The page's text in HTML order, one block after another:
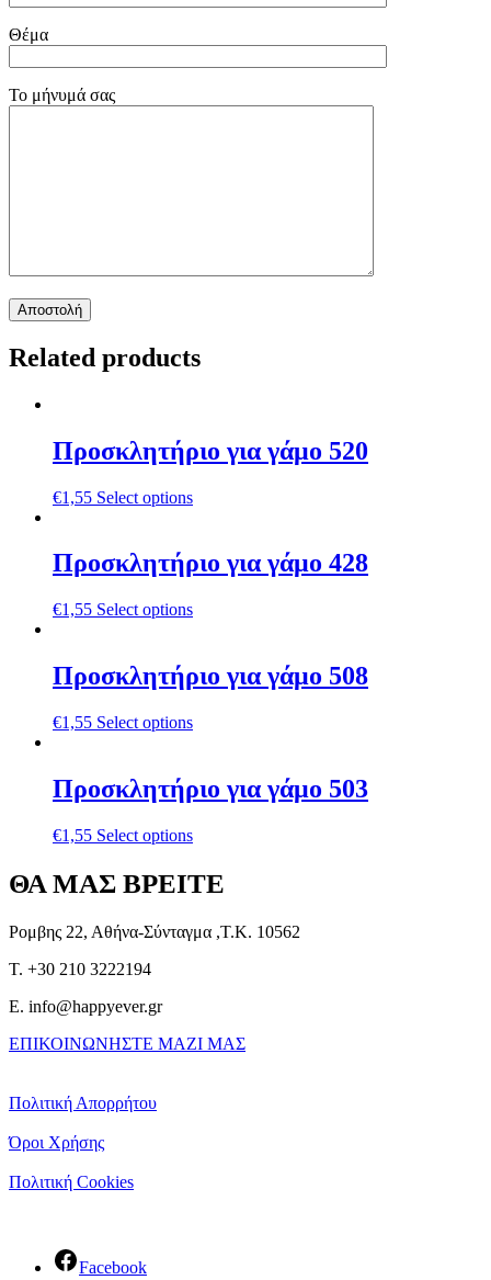
Θέμα
Το μήνυμά σας
Related products
Προσκλητήριο για γάμο 520
€1,55 Select options
Προσκλητήριο για γάμο 428
€1,55 Select options
Προσκλητήριο για γάμο 508
€1,55 Select options
Προσκλητήριο για γάμο 503
€1,55 Select options
ΘΑ ΜΑΣ ΒΡΕΙΤΕ
Ρομβης 22, Αθήνα-Σύνταγμα ,Τ.Κ. 10562
T. +30 210 3222194
E. info@happyever.gr
ΕΠΙΚΟΙΝΩΝΗΣΤΕ ΜΑΖΙ ΜΑΣ
Πολιτική Απορρήτου
Όροι Χρήσης
Πολιτική Cookies
Facebook